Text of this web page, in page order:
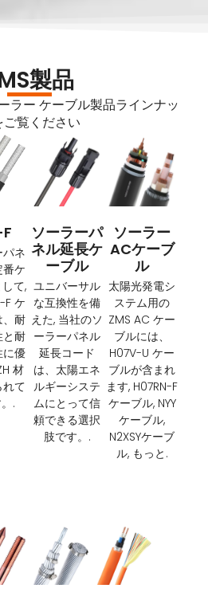
製品
ラー ケーブル製品ラインナッ
ご覧ください
パネ
ケ
て,
F ケ
、耐
と耐
に優
材
て
.
ソーラーパ
ネル延長ケ
ーブル
ユニバーサル
な互換性を備
えた, 当社のソ
ーラーパネル
延長コード
は、太陽エネ
ルギーシステ
ムにとって信
頼できる選択
肢です。.
ソーラー
ACケーブ
ル
太陽光発電シ
ステム用の
ZMS AC ケー
ブルには、
H07V-U ケー
ブルが含まれ
ます, H07RN-F
ケーブル, NYY
ケーブル,
N2XSYケーブ
ル, もっと.